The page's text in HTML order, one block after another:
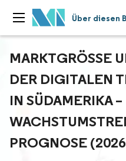
Über diesen
MARKTGRÖSSE
ER DIGITALEN
N SÜDAMERIKA – W
ROGNOSE (2026